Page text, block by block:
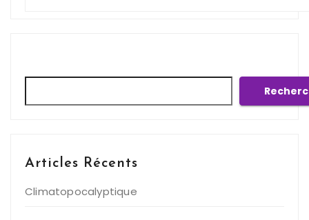
Articles Récents
Climatopocalyptique